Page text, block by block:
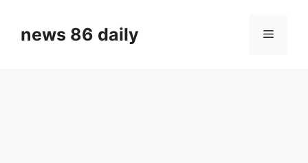
contentnews 86 daily Menu